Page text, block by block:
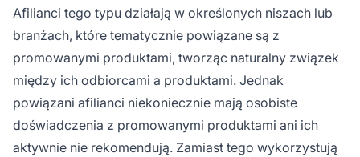
Afilianci tego typu działają w określonych niszach lub
branżach, które tematycznie powiązane są z
promowanymi produktami, tworząc naturalny związek
między ich odbiorcami a produktami. Jednak
powiązani afilianci niekoniecznie mają osobiste
doświadczenia z promowanymi produktami ani ich
aktywnie nie rekomendują. Zamiast tego wykorzystują